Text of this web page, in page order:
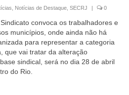
Racial
Notícias de Destaque SECRJ | 0
convoca os trabalhadores e
municípios, onde ainda não há
para representar a categoria
que vai tratar da alteração
sindical, será no dia 28 de abril
do Rio.